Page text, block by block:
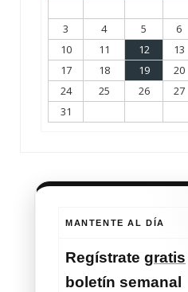
3
4 5 6
10
11 12 13
17
18 19 20
24
25 26 27
31
MANTENTE AL DÍA
Regístrate gratis
boletín semanal